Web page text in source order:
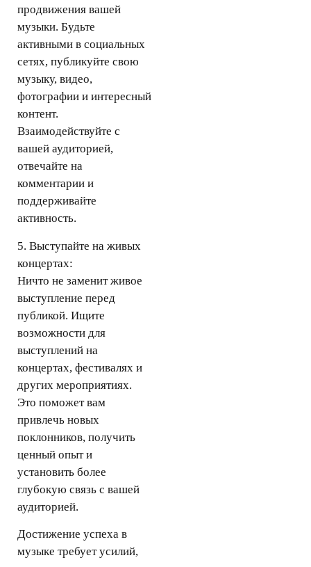
продвижения вашей
музыки. Будьте
активными в социальных
сетях, публикуйте свою
музыку, видео,
фотографии и интересный
контент.
Взаимодействуйте с
вашей аудиторией,
отвечайте на
комментарии и
поддерживайте
активность.
5. Выступайте на живых
концертах:
Ничто не заменит живое
выступление перед
публикой. Ищите
возможности для
выступлений на
концертах, фестивалях и
других мероприятиях.
Это поможет вам
привлечь новых
поклонников, получить
ценный опыт и
установить более
глубокую связь с вашей
аудиторией.
Достижение успеха в
музыке требует усилий,